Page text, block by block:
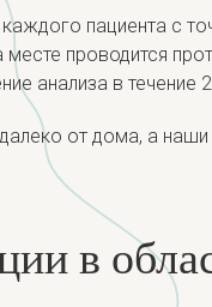
пациента с
проводится
анализа в
от дома, а
в